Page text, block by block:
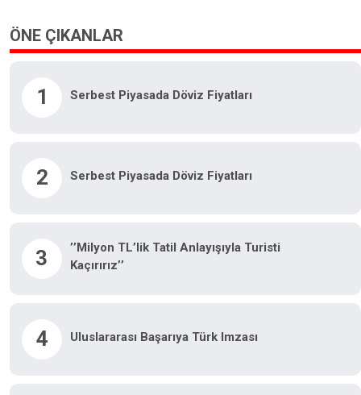
ÖNE ÇIKANLAR
1 Serbest Piyasada Döviz Fiyatları
2 Serbest Piyasada Döviz Fiyatları
3
’’Milyon TL’lik Tatil Anlayışıyla Turisti
Kaçırırız’’
4 Uluslararası Başarıya Türk Imzası